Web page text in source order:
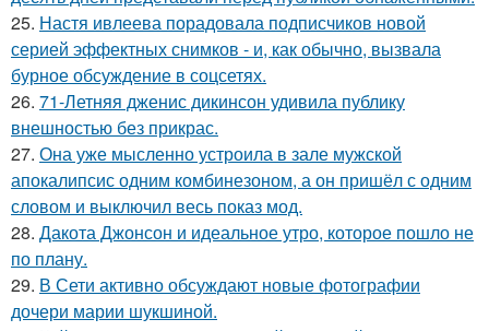
25. Настя ивлеева порадовала подписчиков новой
серией эффектных снимков - и, как обычно, вызвала
бурное обсуждение в соцсетях.
26. 71-Летняя дженис дикинсон удивила публику
внешностью без прикрас.
27. Она уже мысленно устроила в зале мужской
апокалипсис одним комбинезоном, а он пришёл с одним
словом и выключил весь показ мод.
28. Дакота Джонсон и идеальное утро, которое пошло не
по плану.
29. В Сети активно обсуждают новые фотографии
дочери марии шукшиной.